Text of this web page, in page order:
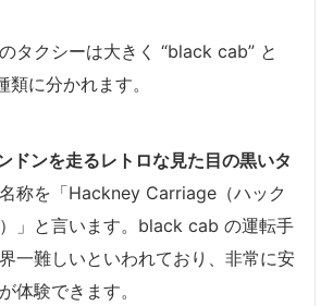
タクシーは大きく “black cab” と
に分かれます。
ドンを走るレトロな見た目の黒いタ
称を「Hackney Carriage（ハック
」と言います。black cab の運転手
一難しいといわれており、非常に安
体験できます。